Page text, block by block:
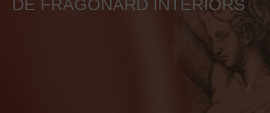
DE FRAGONARD INTERIORS